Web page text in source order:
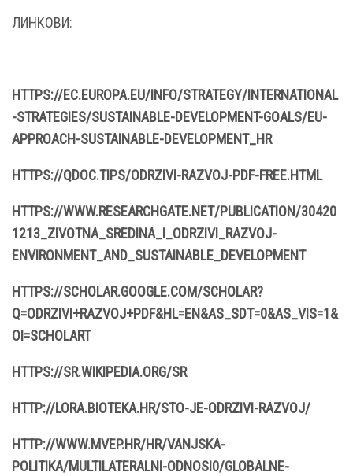
ЛИНКОВИ:
HTTPS://EC.EUROPA.EU/INFO/STRATEGY/INTERNATIONAL
-STRATEGIES/SUSTAINABLE-DEVELOPMENT-GOALS/EU-
APPROACH-SUSTAINABLE-DEVELOPMENT_HR
HTTPS://QDOC.TIPS/ODRZIVI-RAZVOJ-PDF-FREE.HTML
HTTPS://WWW.RESEARCHGATE.NET/PUBLICATION/30420
1213_ZIVOTNA_SREDINA_I_ODRZIVI_RAZVOJ-
ENVIRONMENT_AND_SUSTAINABLE_DEVELOPMENT
HTTPS://SCHOLAR.GOOGLE.COM/SCHOLAR?
Q=ODRZIVI+RAZVOJ+PDF&HL=EN&AS_SDT=0&AS_VIS=1&
OI=SCHOLART
HTTPS://SR.WIKIPEDIA.ORG/SR
HTTP://LORA.BIOTEKA.HR/STO-JE-ODRZIVI-RAZVOJ/
HTTP://WWW.MVEP.HR/HR/VANJSKA-
POLITIKA/MULTILATERALNI-ODNOSI0/GLOBALNE-